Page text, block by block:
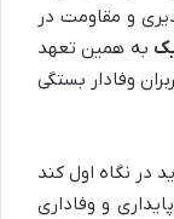
و مقاومت در
به همین تعهد
وفادار بستگی
در نگاه اول کند
و وفاداری